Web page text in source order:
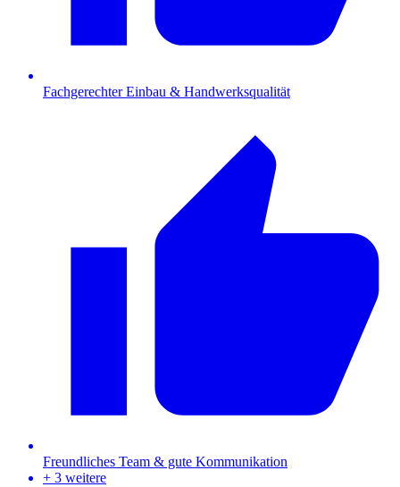
Fachgerechter Einbau & Handwerksqualität
Freundliches Team & gute Kommunikation
+ 3 weitere